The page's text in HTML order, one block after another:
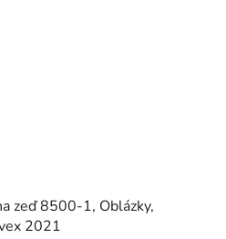
zeď 8500-1, Oblázky,
2021